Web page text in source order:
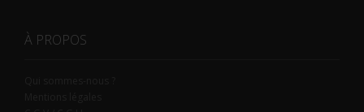
À PROPOS